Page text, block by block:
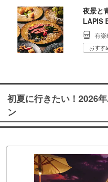
夜景と
LAPIS
有楽
おすす
初夏に行きたい！2026
ン